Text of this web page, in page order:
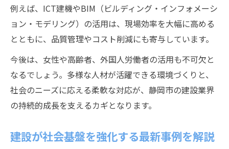
例えば、ICT建機やBIM（ビルディング・インフォメーシ
ョン・モデリング）の活用は、現場効率を大幅に高める
とともに、品質管理やコスト削減にも寄与しています。
今後は、女性や高齢者、外国人労働者の活用も不可欠と
なるでしょう。多様な人材が活躍できる環境づくりと、
社会のニーズに応える柔軟な対応が、静岡市の建設業界
の持続的成長を支えるカギとなります。
建設が社会基盤を強化する最新事例を解説